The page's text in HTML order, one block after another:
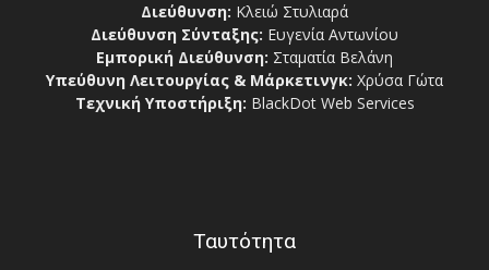
Διεύθυνση: Κλειώ Στυλιαρά
Διεύθυνση Σύνταξης: Ευγενία Αντωνίου
Εμπορική Διεύθυνση: Σταματία Βελάνη
Υπεύθυνη Λειτουργίας & Μάρκετινγκ: Χρύσα Γώτα
Τεχνική Υποστήριξη: BlackDot Web Services
Ταυτότητα